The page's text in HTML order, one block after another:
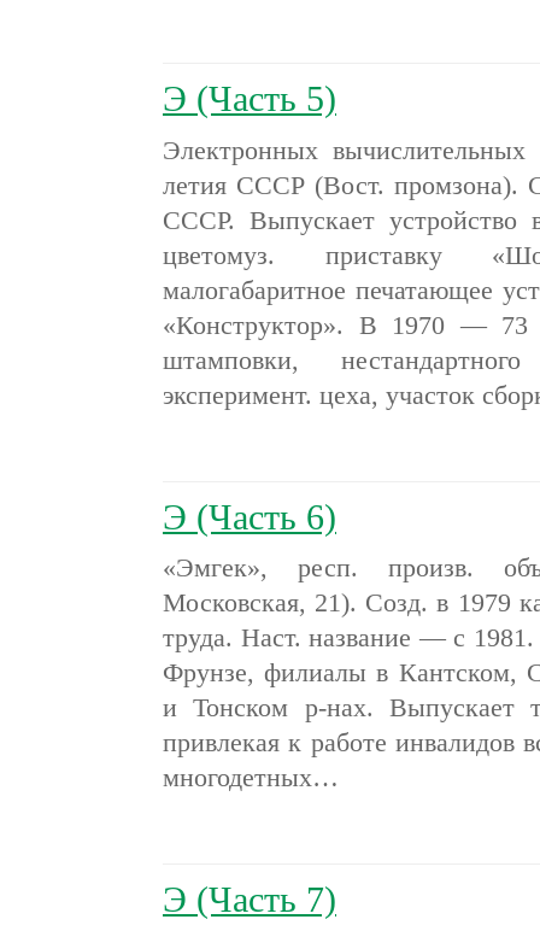
Э (Часть 5)
Электронных
летия СССР (Вост. промзона).
СССР. Выпускает устройство
цветомуз. приставку
малогабаритное печатающее
«Конструктор». В 1970 — 73
штамповки,
эксперимент. цеха, участок
Э (Часть 6)
«Эмгек», респ. произв.
Московская, 21). Созд. в 1979
труда. Наст. название — с
Фрунзе, филиалы в Кантском,
и Тонском р-нах. Выпускает
привлекая к работе инвалидов
многодетных…
Э (Часть 7)